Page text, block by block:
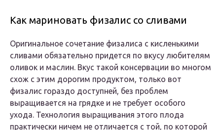
Как мариновать физалис со сливами
Оригинальное сочетание физалиса с кисленькими
сливами обязательно придется по вкусу любителям
оливок и маслин. Вкус такой консервации во многом
схож с этим дорогим продуктом, только вот
физалис гораздо доступней, без проблем
выращивается на грядке и не требует особого
ухода. Технология выращивания этого плода
практически ничем не отличается с той, по которой